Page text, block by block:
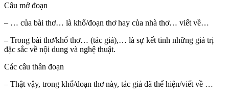
Câu mở đoạn
– … của bài thơ… là khổ/đoạn thơ hay của nhà thơ… viết về…
– Trong bài thơ/khổ thơ… (tác giả),… là sự kết tinh những giá trị
đặc sắc về nội dung và nghệ thuật.
Các câu thân đoạn
– Thật vậy, trong khổ/đoạn thơ này, tác giả đã thể hiện/viết về …